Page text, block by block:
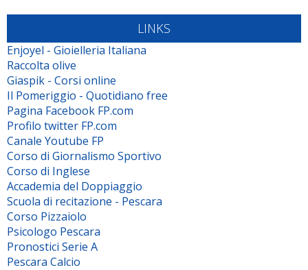
LINKS
Enjoyel - Gioielleria Italiana
Raccolta olive
Giaspik - Corsi online
Il Pomeriggio - Quotidiano free
Pagina Facebook FP.com
Profilo twitter FP.com
Canale Youtube FP
Corso di Giornalismo Sportivo
Corso di Inglese
Accademia del Doppiaggio
Scuola di recitazione - Pescara
Corso Pizzaiolo
Psicologo Pescara
Pronostici Serie A
Pescara Calcio